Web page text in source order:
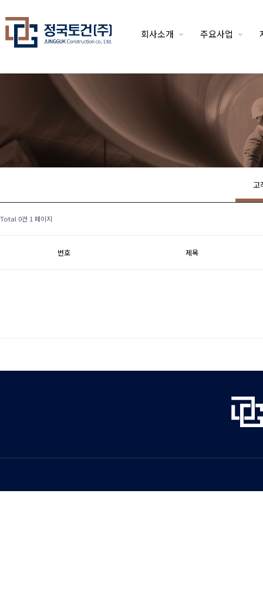
회사소개 주요사업
고
Total 0건 1 페이지
번호 제목